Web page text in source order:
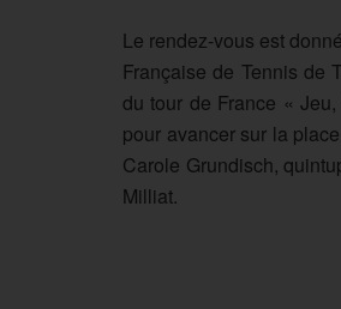
Le rendez-vous est
Française de Tennis de
du tour de France «
pour avancer sur la
Carole Grundisch,
Milliat.